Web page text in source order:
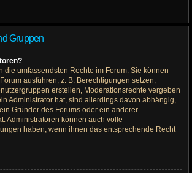
Gruppen
die umfassendsten Rechte im Forum. Sie können
ausführen; z. B. Berechtigungen setzen,
erstellen, Moderationsrechte vergeben
Administrator hat, sind allerdings davon abhängig,
Gründer des Forums oder ein anderer
Administratoren können auch volle
haben, wenn ihnen das entsprechende Recht